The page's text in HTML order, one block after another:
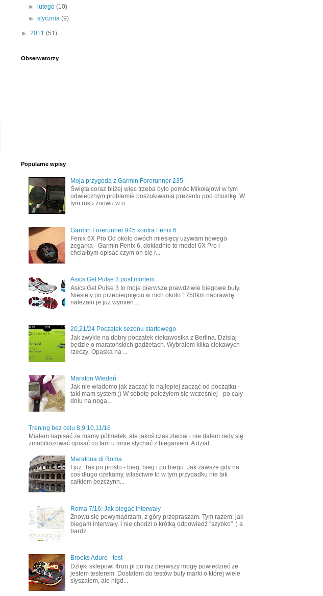
►
lutego(10)
►stycznia(9)
► 2011 (51)
Obserwatorzy
Popularne wpisy
Moja przygoda z Garmin Forerunner 235
Święta coraz bliżej więc trzeba było pomóc Mikołajowi w tym
odwiecznym problemie poszukiwania prezentu pod choinkę. W
tym roku znowu w o...
Garmin Forerunner 945 kontra Fenix 6
Fenix 6X Pro Od około dwóch miesięcy używam nowego
zegarka - Garmin Fenix 6, dokładnie to model 6X Pro i
chciałbym opisać czym on się r...
Asics Gel Pulse 3 post mortem
Asics Gel Pulse 3 to moje pierwsze prawdziwie biegowe buty.
Niestety po przebiegnięciu w nich około 1750km naprawdę
należało je już wymien...
20,21/24 Początek sezonu startowego
Jak zwykle na dobry początek ciekawostka z Berlina. Dzisiaj
będzie o maratońskich gadżetach. Wybrałem kilka ciekawych
rzeczy: Opaska na ...
Maraton Wiedeń
Jak nie wiadomo jak zacząć to najlepiej zacząć od początku -
taki mam system ;) W sobotę położyłem się wcześniej - po cały
dniu na noga...
Trening bez celu 8,9,10,11/16
Miałem napisać że mamy półmetek, ale jakoś czas zleciał i nie dałem rady się
zmobiliozować opisać co tam u mnie słychać z bieganiem. A dział...
Maratona di Roma
I już. Tak po prostu - bieg, bieg i po biegu. Jak zawsze gdy na
coś długo czekamy, właściwie to w tym przypadku nie tak
całkiem bezczynn...
Roma 7/16: Jak biegać interwały
Znowu się powymądrzam, z góry przepraszam. Tym razem: jak
biegam interwały. I nie chodzi o krótką odpowiedź "szybko" :) a
bardz...
Brooks Aduro - test
Dzięki sklepowi 4run.pl po raz pierwszy mogę powiedzieć że
jestem testerem. Dostałem do testów buty marki o której wiele
słyszałem, ale nigd...